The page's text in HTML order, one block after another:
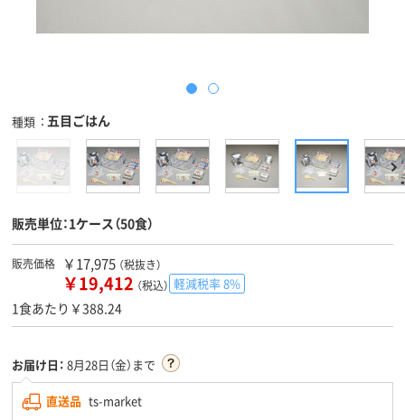
種類 五目ごはん
販売単位：1ケース（50食）
販売価格 ￥17,975 （税抜き）
￥19,412 （税込） 軽減税率 8%
1食あたり￥388.24
お届け日： 8月28日（金）まで
直送品 ts-market